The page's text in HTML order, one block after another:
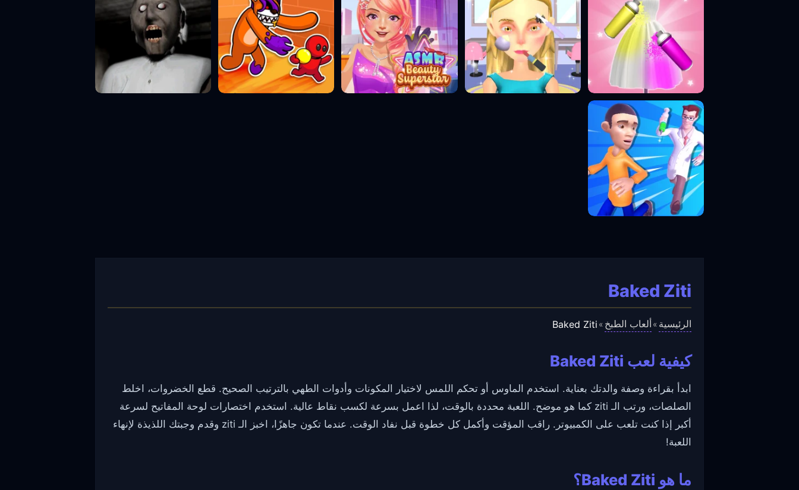
Baked Ziti
الرئيسية » ألعاب الطبخ »
Baked Ziti
كيفية لعب Baked Ziti
ابدأ بقراءة وصفة والدتك بعناية. استخدم الماوس أو تحكم اللمس لاختيار المكونات وأدوات الطهي بالترتيب الصحيح. قطع الخضروات، اخلط
الصلصات، ورتب الـ ziti كما هو موضح. اللعبة محددة بالوقت، لذا اعمل بسرعة لكسب نقاط عالية. استخدم اختصارات لوحة المفاتيح لسرعة
أكبر إذا كنت تلعب على الكمبيوتر. راقب المؤقت وأكمل كل خطوة قبل نفاد الوقت. عندما تكون جاهزًا، اخبز الـ ziti وقدم وجبتك اللذيذة لإنهاء
اللعبة!
ما هو Baked Ziti؟